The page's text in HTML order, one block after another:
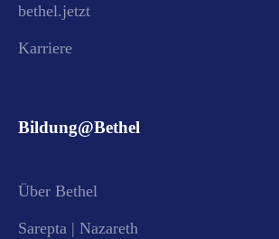
bethel.jetzt
Karriere
Bildung@Bethel
Über Bethel
Sarepta | Nazareth